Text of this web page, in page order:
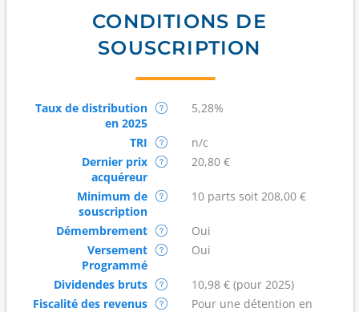
CONDITIONS DE
SOUSCRIPTION
Taux de distribution
en 2025
5,28%
TRI
n/c
Dernier prix
acquéreur
20,80 €
Minimum de
souscription
10 parts soit 208,00 €
Démembrement
Oui
Versement
Programmé
Oui
Dividendes bruts
10,98 € (pour 2025)
Fiscalité des revenus
Pour une détention en